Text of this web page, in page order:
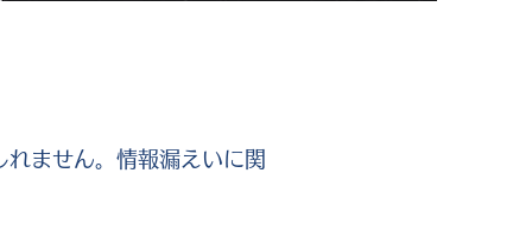
ません。情報漏えいに関